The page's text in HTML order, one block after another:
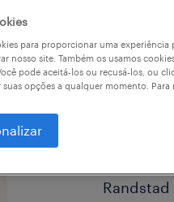
para proporcionar uma
nosso site. Também os usamos
pode aceitá-los ou recusá-los, ou
suas opções a qualquer momento.